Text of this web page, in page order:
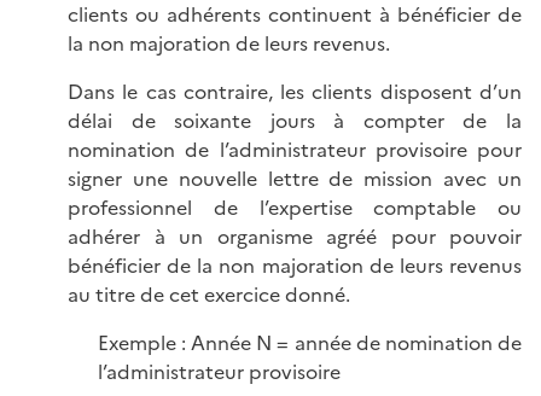
clients ou adhérents continuent à bénéficier de
la non majoration de leurs revenus.
Dans le cas contraire, les clients disposent d’un
délai de soixante jours à compter de la
nomination de l’administrateur provisoire pour
signer une nouvelle lettre de mission avec un
professionnel de l’expertise comptable ou
adhérer à un organisme agréé pour pouvoir
bénéficier de la non majoration de leurs revenus
au titre de cet exercice donné.
Exemple : Année N = année de nomination de
l’administrateur provisoire